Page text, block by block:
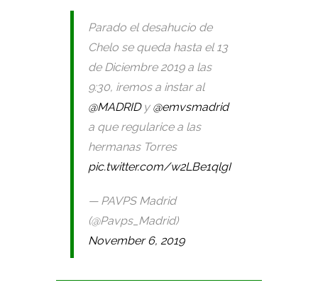
Parado el desahucio de
Chelo se queda hasta el 13
de Diciembre 2019 a las
9:30, iremos a instar al
@MADRIDy @emvsmadrid
a que regularice a las
hermanas Torres
pic.twitter.com/w2LBe1qlgI
— PAVPS Madrid
(@Pavps_Madrid)
November 6, 2019